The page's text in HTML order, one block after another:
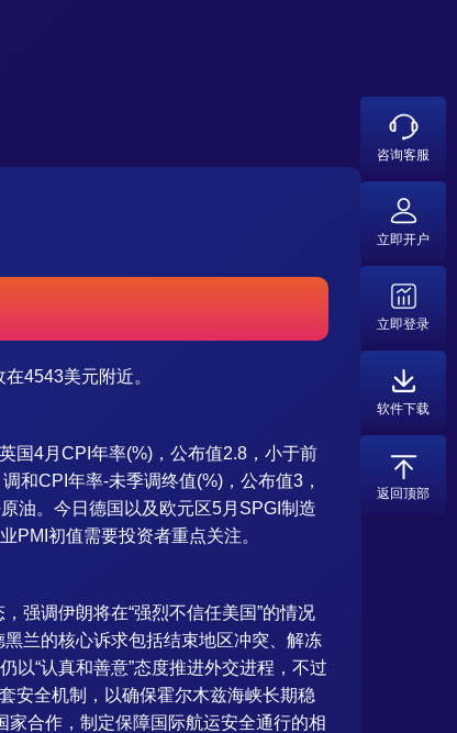
4543美元附近。
国4月CPI年率(%)，公布值2.8，小于前
和CPI年率-未季调终值(%)，公布值3，
油。今日德国以及欧元区5月SPGI制造
PMI初值需要投资者重点关注。
强调伊朗将在“强烈不信任美国”的情况
兰的核心诉求包括结束地区冲突、解冻
以“认真和善意”态度推进外交进程，不过
安全机制，以确保霍尔木兹海峡长期稳
合作，制定保障国际航运安全通行的相
咨询客服
立即开户
立即登录
软件下载
返回顶部